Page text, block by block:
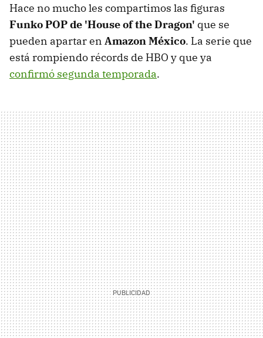
Hace no mucho les compartimos las figuras
Funko POP de 'House of the Dragon' que se
pueden apartar en Amazon México. La serie que
está rompiendo récords de HBO y que ya
confirmó segunda temporada.